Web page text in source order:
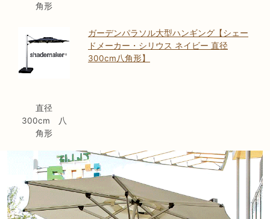
角形
直径
300cm 八
角形
ガーデンパラソル大型ハンギング【シェー
ドメーカー・シリウス ネイビー 直径
300cm八角形】